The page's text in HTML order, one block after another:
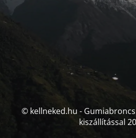
© kellneked.hu -
kiszállítással